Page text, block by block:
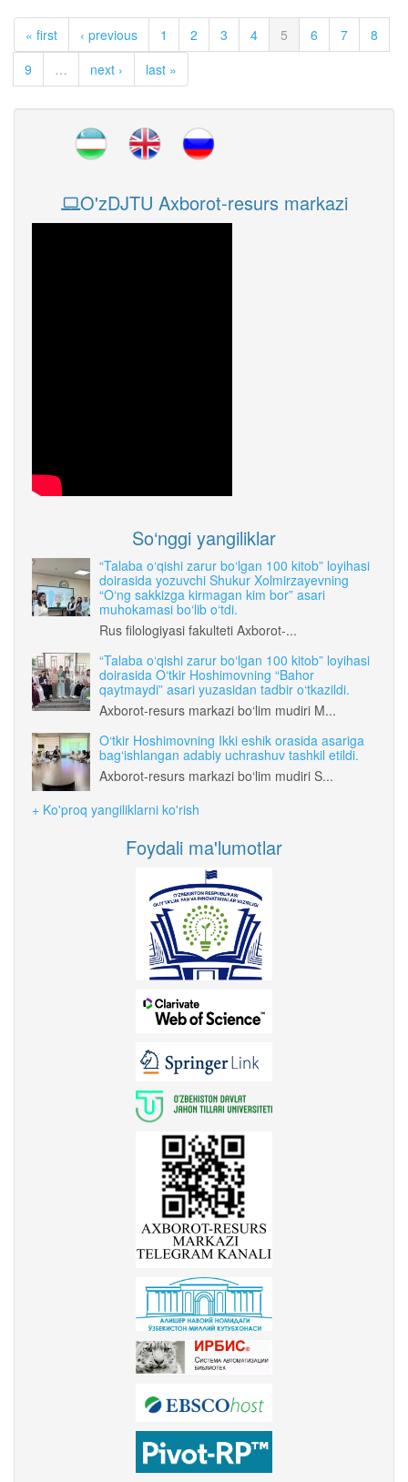
« first ‹ previous 1 2 3 4 5 6 7
8
9
… next › last »
O'zDJTU Axborot-resurs markazi
So‘nggi yangiliklar
“Talaba o‘qishi zarur bo‘lgan 100 kitob” loyihasi
doirasida yozuvchi Shukur Xolmirzayevning
“O‘ng sakkizga kirmagan kim bor” asari
muhokamasi bo‘lib o‘tdi.
Rus filologiyasi fakulteti Axborot-...
“Talaba o‘qishi zarur bo‘lgan 100 kitob” loyihasi
doirasida O‘tkir Hoshimovning “Bahor
qaytmaydi” asari yuzasidan tadbir o‘tkazildi.
Axborot-resurs markazi bo‘lim mudiri M...
O‘tkir Hoshimovning Ikki eshik orasida asariga
bag‘ishlangan adabiy uchrashuv tashkil etildi.
Axborot-resurs markazi bo‘lim mudiri S...
+ Ko'proq yangiliklarni ko'rish
Foydali ma'lumotlar